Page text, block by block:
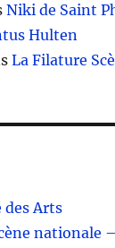
Niki de Saint
Hulten
La Filature
des Arts
nationale